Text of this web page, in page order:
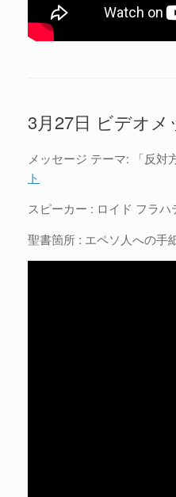
3月27日 ビデオメ
メッセージ テーマ: 「反対
ト
スピーカー : ロイド フラハ
聖書箇所 : エペソ人への手